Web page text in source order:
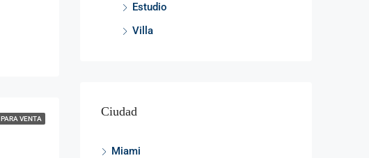
PARA VENTA
Estudio
Villa
Ciudad
Miami